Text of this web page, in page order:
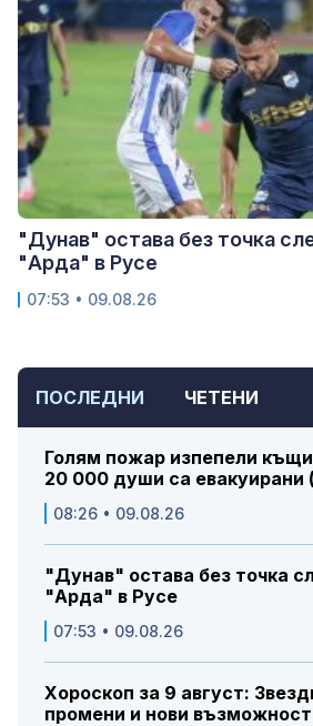
ПОСЛЕДНИ ЧЕТЕНИ
Голям пожар изпепели
20 000 души са
08:26 • 09.08.26
"Дунав" остава без точка
"Арда" в Русе
07:53 • 09.08.26
Хороскоп за 9 август:
промени и нови
"Дунав" остава без точка
"Арда" в Русе
07:53 • 09.08.26